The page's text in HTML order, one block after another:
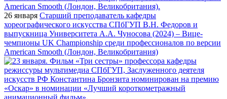
26 января Старший преподаватель кафедры
хореографического искусства СПбГУП В.Н. Федоров и
выпускница Университета А.А. Чуносова (2024) – Вице-
чемпионы UK Championship среди профессионалов по версии
American Smooth (Лондон, Великобритания)